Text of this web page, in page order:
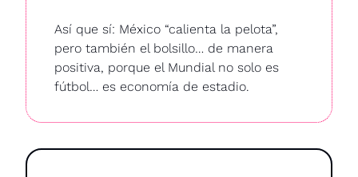
Así que sí: México “calienta la pelota”,
pero también el bolsillo… de manera
positiva, porque el Mundial no solo es
fútbol… es economía de estadio.